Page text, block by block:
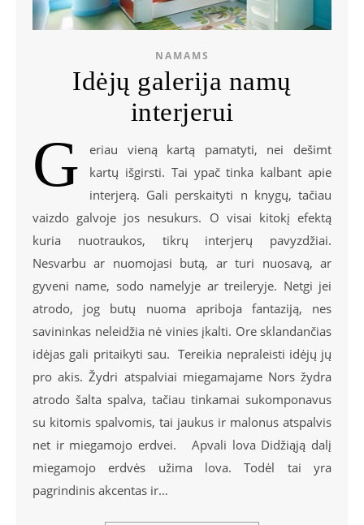
NAMAMS
Idėjų galerija namų
interjerui
G
eriau vieną kartą pamatyti, nei dešimt
kartų išgirsti. Tai ypač tinka kalbant apie
interjerą. Gali perskaityti n knygų, tačiau
vaizdo galvoje jos nesukurs. O visai kitokį efektą
kuria nuotraukos, tikrų interjerų pavyzdžiai.
Nesvarbu ar nuomojasi butą, ar turi nuosavą, ar
gyveni name, sodo namelyje ar treileryje. Netgi jei
atrodo, jog butų nuoma apriboja fantaziją, nes
savininkas neleidžia nė vinies įkalti. Ore sklandančias
idėjas gali pritaikyti sau. Tereikia nepraleisti idėjų jų
pro akis. Žydri atspalviai miegamajame Nors žydra
atrodo šalta spalva, tačiau tinkamai sukomponavus
su kitomis spalvomis, tai jaukus ir malonus atspalvis
net ir miegamojo erdvei. Apvali lova Didžiąją dalį
miegamojo erdvės užima lova. Todėl tai yra
pagrindinis akcentas ir…